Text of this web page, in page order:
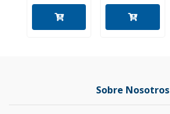
Sobre Nosotros